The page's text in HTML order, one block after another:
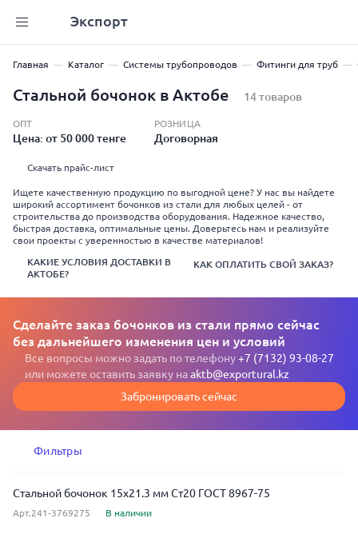
Экспорт
Главная Каталог Системы трубопроводов Фитинги для труб
Стальной бочонок в Актобе 14 товаров
ОПТ
Цена: от 50 000 тенге
РОЗНИЦА
Договорная
Скачать прайс-лист
Ищете качественную продукцию по выгодной цене? У нас вы найдете
широкий ассортимент бочонков из стали для любых целей - от
строительства до производства оборудования. Надежное качество,
быстрая доставка, оптимальные цены. Доверьтесь нам и реализуйте
свои проекты с уверенностью в качестве материалов!
КАКИЕ УСЛОВИЯ ДОСТАВКИ В
АКТОБЕ?
КАК ОПЛАТИТЬ СВОЙ ЗАКАЗ?
Сделайте заказ бочонков из стали прямо сейчас
без дальнейшего изменения цен и условий
Все вопросы можно задать по телефону+7 (7132) 93-08-27
или можете оставить заявку наaktb@exportural.kz
Забронировать сейчас
Фильтры
Стальной бочонок 15x21.3 мм Ст20 ГОСТ 8967-75
Арт.241-3769275 В наличии